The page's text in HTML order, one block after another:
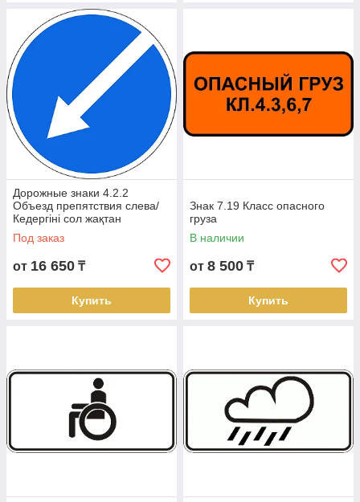
Дорожные знаки 4.2.2
Объезд препятствия слева/
Кедергіні сол жақтан
айналып өту
Под заказ
от 16 650 ₸
Купить
Знак 7.19 Класс опасного
груза
В наличии
от 8 500 ₸
Купить